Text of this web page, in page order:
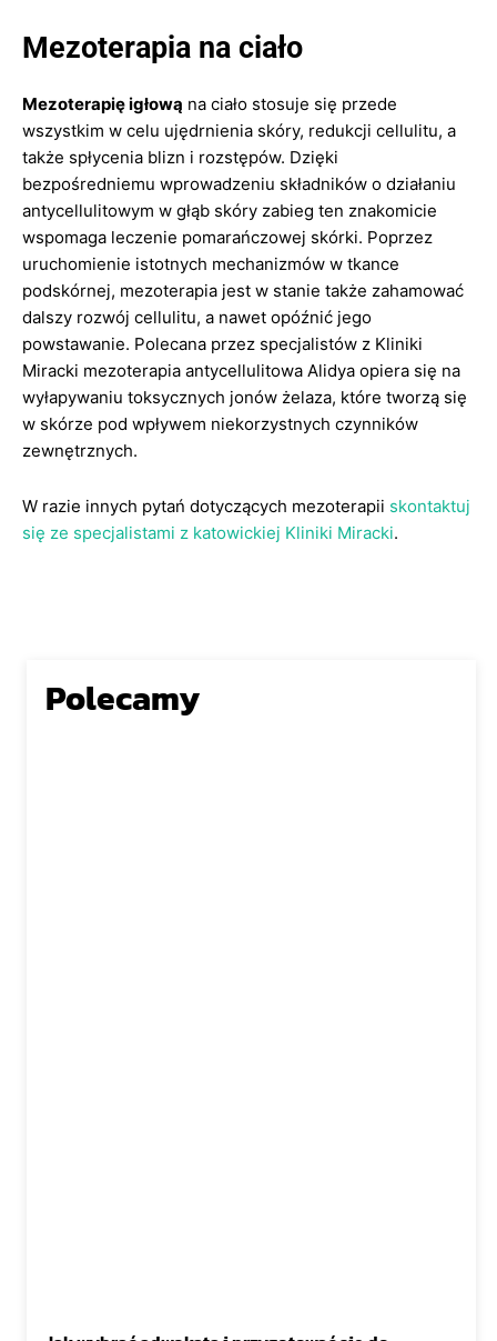
Mezoterapia na ciało
Mezoterapię igłową na ciało stosuje się przede
wszystkim w celu ujędrnienia skóry, redukcji cellulitu, a
także spłycenia blizn i rozstępów. Dzięki
bezpośredniemu wprowadzeniu składników o działaniu
antycellulitowym w głąb skóry zabieg ten znakomicie
wspomaga leczenie pomarańczowej skórki. Poprzez
uruchomienie istotnych mechanizmów w tkance
podskórnej, mezoterapia jest w stanie także zahamować
dalszy rozwój cellulitu, a nawet opóźnić jego
powstawanie. Polecana przez specjalistów z Kliniki
Miracki mezoterapia antycellulitowa Alidya opiera się na
wyłapywaniu toksycznych jonów żelaza, które tworzą się
w skórze pod wpływem niekorzystnych czynników
zewnętrznych.
W razie innych pytań dotyczących mezoterapii skontaktuj
się ze specjalistami z katowickiej Kliniki Miracki.
Polecamy